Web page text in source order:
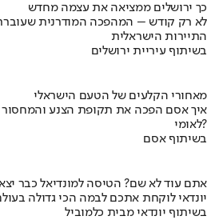
כך ירושלים ממציאה את עצמה מחדש
לא רק קודש – המהפכה המודרנית
התיירות הישראלית
בשיתוף עיריית ירושלים
מאחורי הקלעים של הטעם הישראלי
לאומי?
בשיתוף אסם
אתם עוד לא שם? הטיסה למונדיאל כבר
יונדאי לוקחת אתכם לבמה הכי גדולה
בשיתוף יונדאי מבית כלמוביל